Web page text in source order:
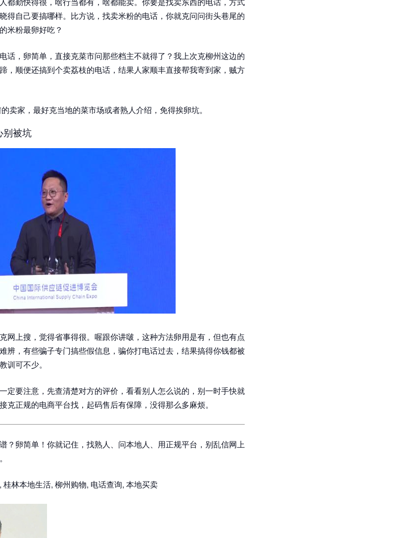
得自己要搞哪样。比方说，找卖米粉的电话，你就克问问街头巷尾的
米粉最卵好吃？
话，卵简单，直接克菜市问那些档主不就得了？我上次克柳州这边的
，顺便还搞到个卖荔枝的电话，结果人家顺丰直接帮我寄到家，贼方
卖家，最好克当地的菜市场或者熟人介绍，免得挨卵坑。
别被坑
网上搜，觉得省事得很。喔跟你讲啵，这种方法卵用是有，但也有点
辨，有些骗子专门搞些假信息，骗你打电话过去，结果搞得你钱都被
训可不少。
定要注意，先查清楚对方的评价，看看别人怎么说的，别一时手快就
克正规的电商平台找，起码售后有保障，没得那么多麻烦。
？卵简单！你就记住，找熟人、问本地人、用正规平台，别乱信网上
林本地生活, 柳州购物, 电话查询, 本地买卖